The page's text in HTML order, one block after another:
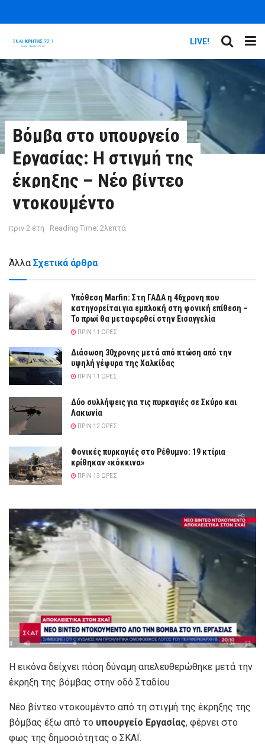
LIVE!
Βόμβα στο υπουργείο
Εργασίας: Η στιγμή της
έκρηξης – Νέο βίντεο
ντοκουμέντο
πριν 2 έτη Reading Time: 2λεπτά
Άλλα Σχετικά άρθρα
Υπόθεση Marfin: Στη ΓΑΔΑ η 46χρονη που
κατηγορείται για εμπλοκή στη φονική επίθεση –
Το πρωί θα μεταφερθεί στην Εισαγγελία
ΠΡΙΝ 11 ΏΡΕΣ
Διάσωση 30χρονης μετά από πτώση από την
υψηλή γέφυρα της Χαλκίδας
ΠΡΙΝ 11 ΏΡΕΣ
Δύο συλλήψεις για τις πυρκαγιές σε Σκύρο και
Λακωνία
ΠΡΙΝ 12 ΏΡΕΣ
Φονικές πυρκαγιές στο Ρέθυμνο: 19 κτίρια
κρίθηκαν «κόκκινα»
ΠΡΙΝ 13 ΏΡΕΣ
Η εικόνα δείχνει πόση δύναμη απελευθερώθηκε μετά την
έκρηξη της βόμβας στην οδό Σταδίου
Νέο βίντεο ντοκουμέντο από τη στιγμή της έκρηξης της
βόμβας έξω από το υπουργείο Εργασίας, φέρνει στο
φως της δημοσιότητας ο ΣΚΑΪ.